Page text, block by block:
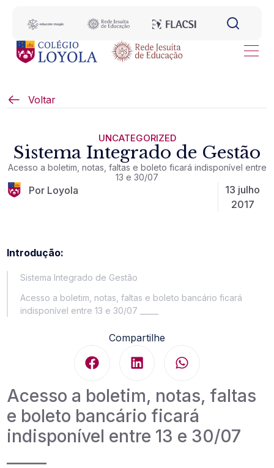
Voltar
UNCATEGORIZED
Sistema Integrado de Gestão
Acesso a boletim, notas, faltas e boleto ficará indisponível entre
13 e 30/07
Por Loyola
13 julho
2017
Introdução:
Sistema Integrado de Gestão
Acesso a boletim, notas, faltas e boleto bancário ficará
indisponível entre 13 e 30/07 _____
Compartilhe
Acesso a boletim, notas, faltas
e boleto bancário ficará
indisponível entre 13 e 30/07